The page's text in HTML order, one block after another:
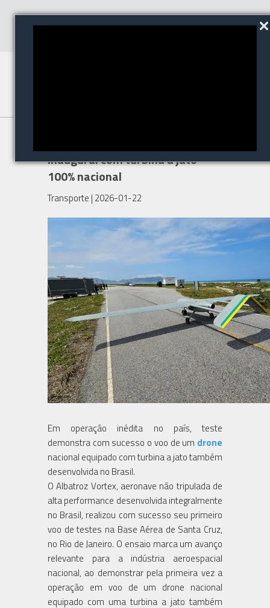
inaugural com turbina a jato
100% nacional
Transporte | 2026-01-22
Em operação inédita no país, teste
demonstra com sucesso o voo de um drone
nacional equipado com turbina a jato também
desenvolvida no Brasil.
O Albatroz Vortex, aeronave não tripulada de
alta performance desenvolvida integralmente
no Brasil, realizou com sucesso seu primeiro
voo de testes na Base Aérea de Santa Cruz,
no Rio de Janeiro. O ensaio marca um avanço
relevante para a indústria aeroespacial
nacional, ao demonstrar pela primeira vez a
operação em voo de um drone nacional
equipado com uma turbina a jato também